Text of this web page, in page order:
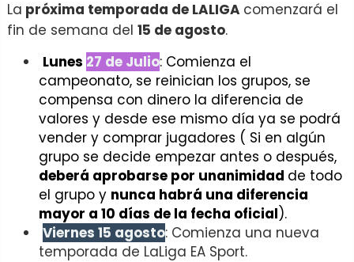
La próxima temporada de LALIGA comenzará el
fin de semana del 15 de agosto.
Lunes 27 de Julio: Comienza el
campeonato, se reinician los grupos, se
compensa con dinero la diferencia de
valores y desde ese mismo día ya se podrá
vender y comprar jugadores ( Si en algún
grupo se decide empezar antes o después,
deberá aprobarse por unanimidad de todo
el grupo y nunca habrá una diferencia
mayor a 10 días de la fecha oficial).
Viernes 15 agosto: Comienza una nueva
temporada de LaLiga EA Sport.